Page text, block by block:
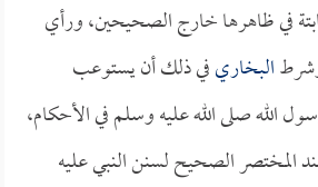
في ظاهرها خارج الصحيحين، ورأي
البخاريفي ذلك أن يستوعب
الله صلى الله عليه وسلم في الأحكام،
المختصر الصحيح لسنن النبي عليه